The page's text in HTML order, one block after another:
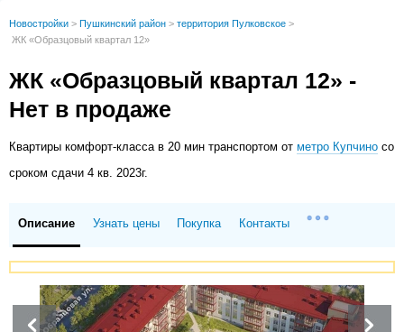
Новостройки > Пушкинский район > территория Пулковское >
ЖК «Образцовый квартал 12»
ЖК «Образцовый квартал 12» -
Нет в продаже
Квартиры комфорт-класса в 20 мин транспортом отметро Купчино со
сроком сдачи 4 кв. 2023г.
Описание Узнать цены Покупка Контакты